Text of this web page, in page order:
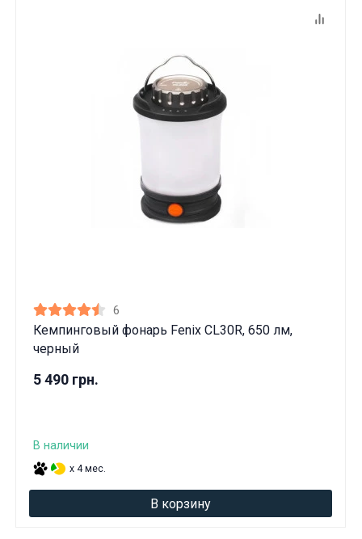
6
Кемпинговый фонарь Fenix CL30R, 650 лм,
черный
5 490 грн.
В наличии
x 4 мес.
В корзину